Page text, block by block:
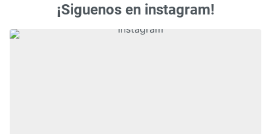
¡Siguenos en instagram!